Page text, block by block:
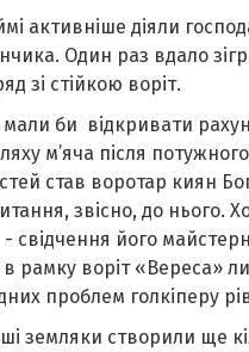
активніше діяли
Один раз вдало
зі стійкою воріт.
мали би відкривати
м’яча після
став воротар киян
звісно, до нього.
свідчення його
рамку воріт «Вереса»
проблем голкіперу
земляки створили ще